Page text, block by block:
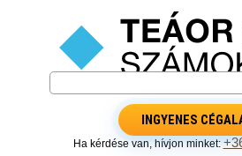
INGYENES
Ha kérdése van, hívjon minket: